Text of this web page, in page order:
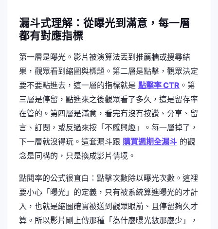
漏斗式理解：從曝光到滿意，每一層
都有對應指標
第一層是曝光。影片被演算法丟到推薦牆或搜尋結
果，觀眾看到縮圖與標題。第二層是點擊，觀眾決定
要不要點進去，這一層的指標就是 點擊率 CTR 。第
三層是停留，點進來之後觀眾看了多久，這是留存率
在管的。第四層是滿意，看完有沒有按讚、分享、留
言、訂閱，或反過來按「不感興趣」。每一層掉了，
下一層就沒得玩。這套漏斗跟 購買週期全漏斗 的觀
念是同構的，只是換成影片情境。
點閱率的公式很直白：點擊次數除以曝光次數。這裡
要小心「曝光」的定義，只有被系統算進曝光的才計
入，也就是縮圖確實被送到觀眾眼前、且停留夠久才
算。所以影片剛上傳那種「為什麼曝光數那麼少」，